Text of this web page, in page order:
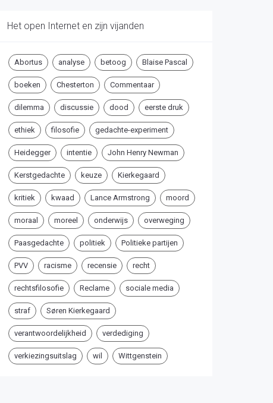
Het open Internet en zijn vijanden
Abortus analyse betoog Blaise Pascal
boeken Chesterton Commentaar
dilemma discussie dood eerste druk
ethiek filosofie gedachte-experiment
Heidegger intentie John Henry Newman
Kerstgedachte keuze Kierkegaard
kritiek kwaad Lance Armstrong moord
moraal moreel onderwijs overweging
Paasgedachte politiek Politieke partijen
PVV racisme recensie recht
rechtsfilosofie Reclame sociale media
straf Søren Kierkegaard
verantwoordelijkheid verdediging
verkiezingsuitslag wil Wittgenstein